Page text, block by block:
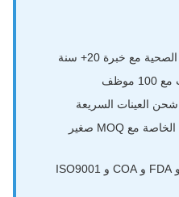
خدمات OEM ذات العلامة التجارية الخاصة مع MOQ صغير
ضمان الجودة مع شهادات GMPC و FDA و COA و ISO9001